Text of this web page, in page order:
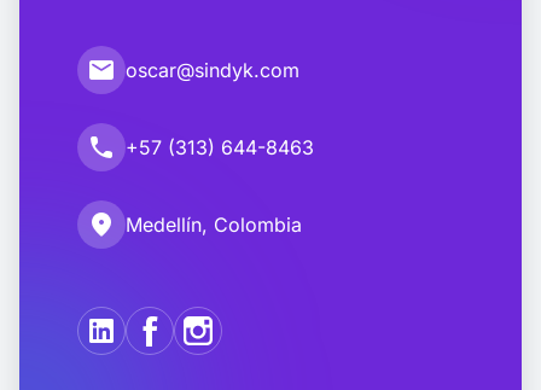
email oscar@sindyk.com
call +57 (313) 644-8463
location_on Medellín, Colombia